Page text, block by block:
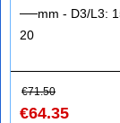
──mm - D3/L3:
20
€71.50
€64.35